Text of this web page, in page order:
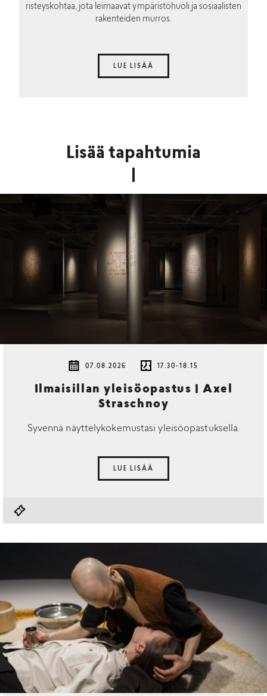
risteyskohtaa, jota leimaavat ympäristöhuoli ja sosiaalisten
rakenteiden murros.
LUE LISÄÄ
Lisää tapahtumia
07.08.2026 17.30-18.15
Ilmaisillan yleisöopastus | Axel
Straschnoy
Syvennä näyttelykokemustasi yleisöopastuksella.
LUE LISÄÄ